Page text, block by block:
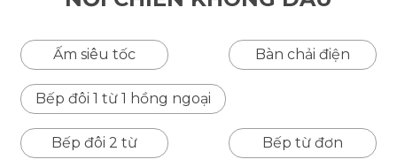
Ấm siêu tốc Bàn chải điện
Bếp đôi 1 từ 1 hồng ngoại
Bếp đôi 2 từ Bếp từ đơn